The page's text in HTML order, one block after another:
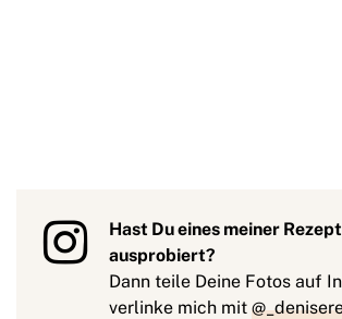
Hast Du eines meiner
ausprobiert?
Dann teile Deine Fotos auf
verlinke mich mit